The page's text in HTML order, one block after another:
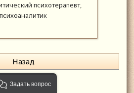
психотерапевт,
психоаналитик
Назад
Задать вопрос